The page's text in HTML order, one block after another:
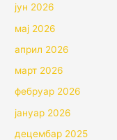
јун 2026
мај 2026
април 2026
март 2026
фебруар 2026
јануар 2026
децембар 2025